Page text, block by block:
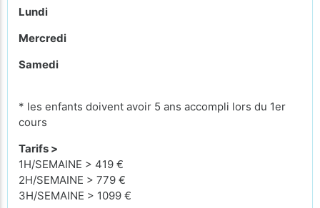
Lundi
Mercredi
Samedi
* les enfants doivent avoir 5 ans accompli lors du 1er
cours
Tarifs >
1H/SEMAINE > 419 €
2H/SEMAINE > 779 €
3H/SEMAINE > 1099 €